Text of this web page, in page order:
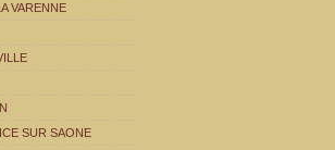
VARENNE
SUR SAONE